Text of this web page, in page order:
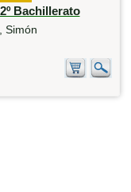
Bachillerato
Simón